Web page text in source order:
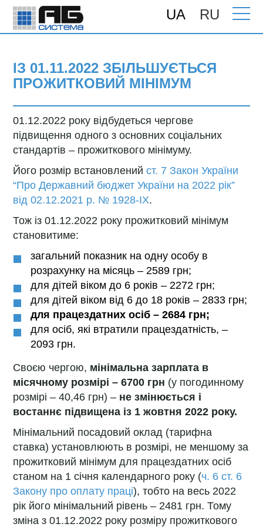
UA RU
Головна>Новини> Із 01.11.2022
ІЗ 01.11.2022 ЗБІЛЬШУЄТЬСЯ
ПРОЖИТКОВИЙ МІНІМУМ
01.12.2022 року відбудеться чергове
підвищення одного з основних соціальних
стандартів – прожиткового мінімуму.
Його розмір встановленийст. 7 Закон України
“Про Державний бюджет України на 2022 рік”
від 02.12.2021 р. № 1928-IX.
Тож із 01.12.2022 року прожитковий мінімум
становитиме:
загальний показник на одну особу в
розрахунку на місяць – 2589 грн;
для дітей віком до 6 років – 2272 грн;
для дітей віком від 6 до 18 років – 2833 грн;
для працездатних осіб – 2684 грн;
для осіб, які втратили працездатність, –
2093 грн.
Своєю чергою, мінімальна зарплата в
місячному розмірі – 6700 грн (у погодинному
розмірі – 40,46 грн) – не змінюється і
востаннє підвищена із 1 жовтня 2022 року.
Мінімальний посадовий оклад (тарифна
ставка) установлюють в розмірі, не меншому за
прожитковий мінімум для працездатних осіб
станом на 1 січня календарного року (ч. 6 ст. 6
Закону про оплату праці), тобто на весь 2022
рік його мінімальний рівень – 2481 грн. Тому
зміна з 01.12.2022 року розміру прожиткового